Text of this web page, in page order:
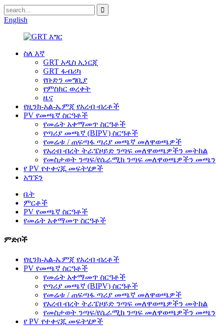
English
ስለ እኛ
GRT አዲስ ኢነርጂ
GRT ፋብሪካ
የቡድን መግቢያ
የምስክር ወረቀት
ዜና
የዚንክ-አል-ኤምጂ የአረብ ብረቶች
PV የመጫኛ ስርዓቶች
የመሬት አቀማመጥ ስርዓቶች
የጣሪያ መጫኛ (BIPV) ስርዓቶች
የመሬቱ / ጠፍጣፋ ጣሪያ መጫኛ መለዋወጫዎች
የአረብ ብረት ትራፔዞይድ ንጣፍ መለዋወጫዎችን መትከል
የመስታወት ንጣፍ/የሴራሚክ ንጣፍ መለዋወጫዎችን መጫን
የ PV የተቀናጁ መፍትሄዎች
አግኙን
ቤት
ምርቶች
PV የመጫኛ ስርዓቶች
የመሬት አቀማመጥ ስርዓቶች
ምድቦች
የዚንክ-አል-ኤምጂ የአረብ ብረቶች
PV የመጫኛ ስርዓቶች
የመሬት አቀማመጥ ስርዓቶች
የጣሪያ መጫኛ (BIPV) ስርዓቶች
የመሬቱ / ጠፍጣፋ ጣሪያ መጫኛ መለዋወጫዎች
የአረብ ብረት ትራፔዞይድ ንጣፍ መለዋወጫዎችን መትከል
የመስታወት ንጣፍ/የሴራሚክ ንጣፍ መለዋወጫዎችን መጫን
የ PV የተቀናጁ መፍትሄዎች